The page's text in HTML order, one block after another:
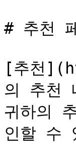
# 추천
[추천
의 추천
귀하의
인할 수